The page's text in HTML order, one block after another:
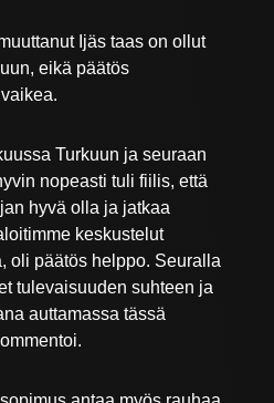
Ijäs taas on ollut
eikä päätös
Turkuun ja seuraan
nopeasti tuli fiilis, että
hyvä olla ja jatkaa
keskustelut
oli päätös helppo. Seuralla
tulevaisuuden suhteen ja
auttamassa tässä